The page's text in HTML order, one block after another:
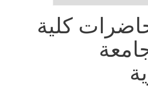
كلية